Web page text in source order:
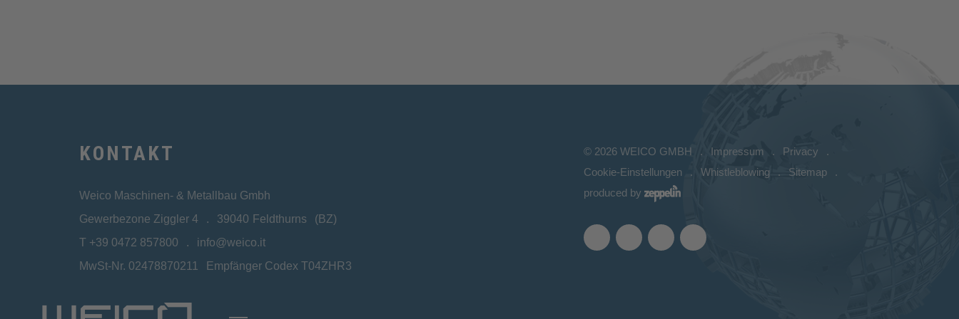
KONTAKT
Weico Maschinen- & Metallbau Gmbh
Gewerbezone Ziggler 4
39040 Feldthurns
(BZ)
T +39 0472 857800
info@weico.it
MwSt-Nr. 02478870211
Empfänger Codex T04ZHR3
© 2026 WEICO GMBH Impressum
Privacy
Cookie-Einstellungen
Whistleblowing
Sitemap
produced by